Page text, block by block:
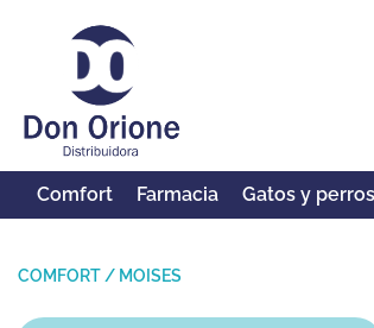
Comfort Farmacia Gatos y perros
COMFORT / MOISES